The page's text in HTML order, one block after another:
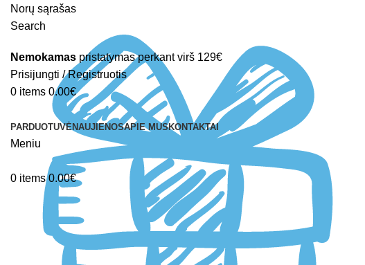
Norų sąrašas
Search
Nemokamas pristatymas perkant virš 129€
Prisijungti / Registruotis
0 items 0.00€
PARDUOTUVĖNAUJIENOSAPIE MUSKONTAKTAI
Meniu
0 items 0.00€
-38%Sold out
Click to enlarge